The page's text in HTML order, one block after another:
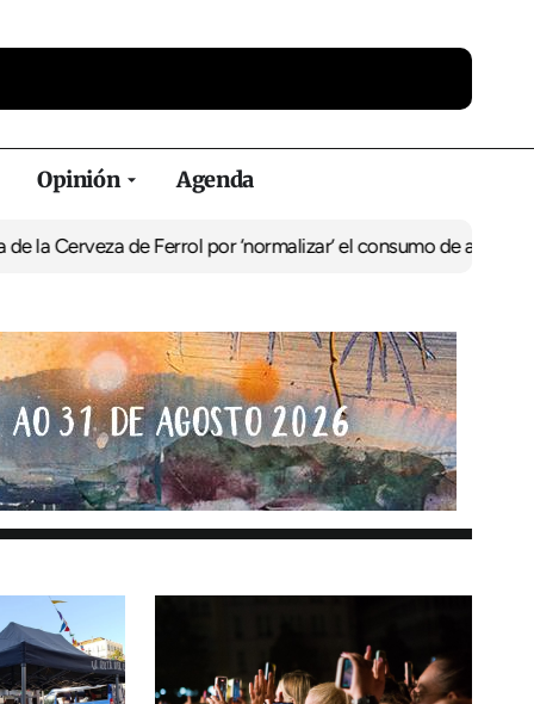
Opinión Agenda
de Ferrol por ‘normalizar’ el consumo de alcoholDe Perlío a